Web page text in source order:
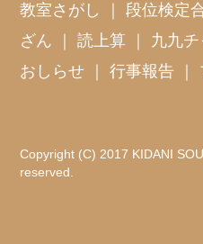
教室さがし
｜段位検定
ざん
｜読上算 九九
おしらせ
｜行事報告
Copyright (C) 2017 KIDANI
reserved.